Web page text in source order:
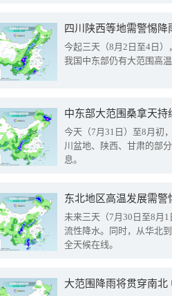
今起三天（8月2日至4日
我国中东部仍有大范围高
中东部大范围桑拿天
今天（7月31日）至8月初
川盆地、陕西、甘肃的部
息。
东北地区高温发展需
未来三天（7月30日至8月
流性降水。同时，从华北
全天候在线。
大范围降雨将贯穿南